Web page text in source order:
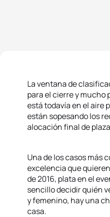
La ventana de
para el cierre y mucho
está todavía en el aire
están sopesando los
alocación final de
Una de los casos más
excelencia que
de 2016, plata en el
sencillo decidir quién
y femenino, hay una
casa.